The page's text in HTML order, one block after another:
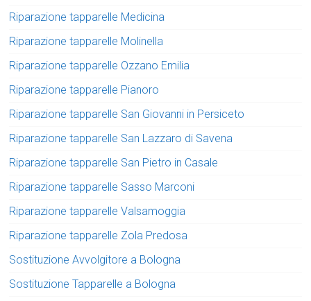
Riparazione tapparelle Medicina
Riparazione tapparelle Molinella
Riparazione tapparelle Ozzano Emilia
Riparazione tapparelle Pianoro
Riparazione tapparelle San Giovanni in Persiceto
Riparazione tapparelle San Lazzaro di Savena
Riparazione tapparelle San Pietro in Casale
Riparazione tapparelle Sasso Marconi
Riparazione tapparelle Valsamoggia
Riparazione tapparelle Zola Predosa
Sostituzione Avvolgitore a Bologna
Sostituzione Tapparelle a Bologna